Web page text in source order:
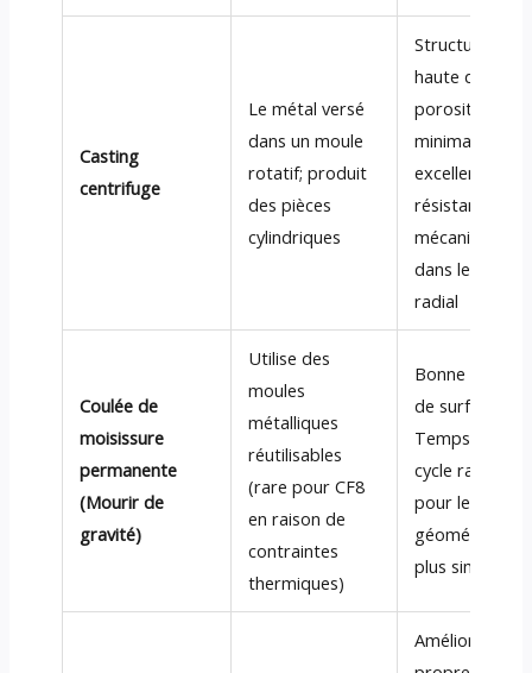
Casting
centrifuge
Le métal versé
dans un moule
rotatif; produit
des pièces
cylindriques
Structure à
haute densité,
porosité
minimale,
excellente
résistance
mécanique
dans le sens
radial
Coulée de
moisissure
permanente
(Mourir de
gravité)
Utilise des
moules
métalliques
réutilisables
(rare pour CF8
en raison de
contraintes
thermiques)
Bonne finition
de surface;
Temps de
cycle rapide
pour les
géométries
plus simples
Améliore la